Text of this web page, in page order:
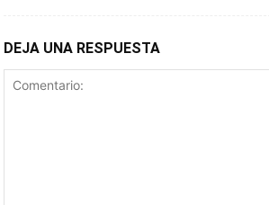
DEJA UNA RESPUESTA